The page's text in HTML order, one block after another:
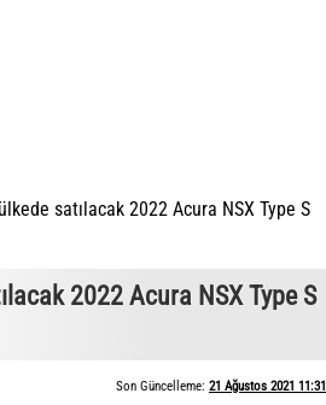
satılacak 2022 Acura NSX Type S
2022 Acura NSX Type S
Son Güncelleme: 21 Ağustos 2021 11:31